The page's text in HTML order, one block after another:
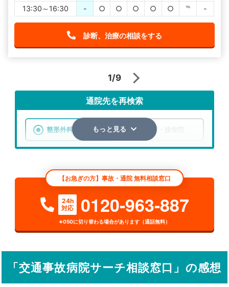
13:30～16:30
- ○ ○ ○ ○ ○ ℡ -
診断、治療の相談をする
1/9
通院先を再検索
整形外科 整骨院・接骨院
検索する
詳細条件で絞り込む
その他の検索方法
駅から探す 院名から探す
もっと見る
【お急ぎの方】事故・通院 無料相談窓口
24h
対応
0120-963-887
※050に切り替わる場合があります（通話無料）
「交通事故病院サーチ相談窓口」の感想